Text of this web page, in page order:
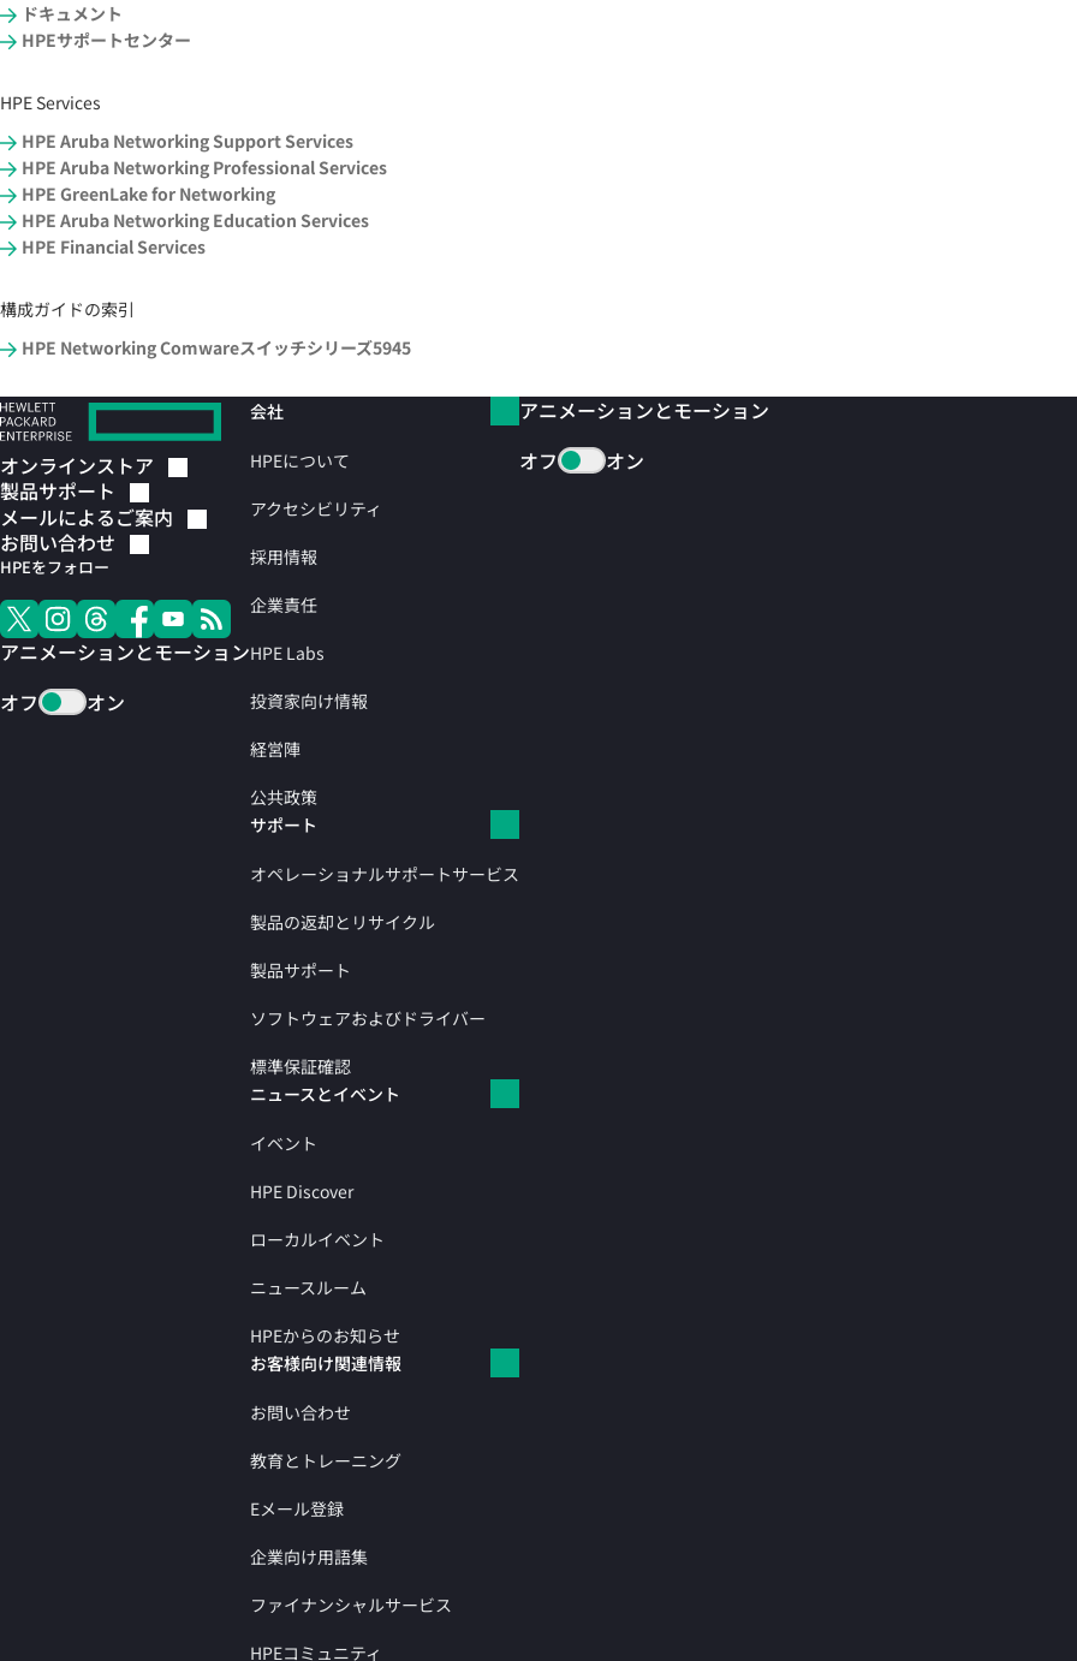
ドキュメント
HPEサポートセンター
HPE Services
HPE Aruba Networking Support Services
HPE Aruba Networking Professional Services
HPE GreenLake for Networking
HPE Aruba Networking Education Services
HPE Financial Services
構成ガイドの索引
HPE Networking Comwareスイッチシリーズ5945
オンラインストア
製品サポート
メールによるご案内
お問い合わせ
HPEをフォロー
アニメーションとモーション
オフ
オン
会社
HPEについて
アクセシビリティ
採用情報
企業責任
HPE Labs
投資家向け情報
経営陣
公共政策
サポート
オペレーショナルサポートサービス
製品の返却とリサイクル
製品サポート
ソフトウェアおよびドライバー
標準保証確認
ニュースとイベント
イベント
HPE Discover
ローカルイベント
ニュースルーム
HPEからのお知らせ
お客様向け関連情報
お問い合わせ
教育とトレーニング
Eメール登録
企業向け用語集
ファイナンシャルサービス
HPEコミュニティ
アニメーションとモーション
オフ
オン